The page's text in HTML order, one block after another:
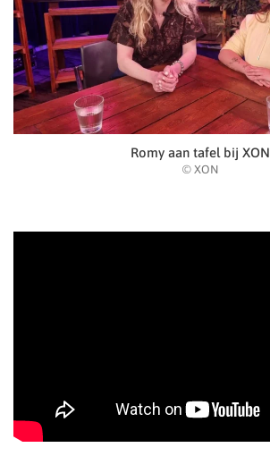
Romy aan tafel bij XON
© XON